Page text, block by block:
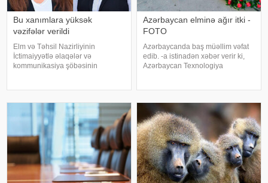
Bu xanımlara yüksək
vəzifələr verildi
Elm və Təhsil Nazirliyinin
İctimaiyyətlə əlaqələr və
kommunikasiya şöbəsinin
kommunikasiya, qurum və
tərəfdaşlarla iş sektorları yaradılıb
Azərbaycan elminə ağır itki -
FOTO
Azərbaycanda baş müəllim vəfat
edib. -a istinadən xəbər verir ki,
Azərbaycan Texnologiya
Vəliyev dünyasını dəyişib. Qeyd
edək ki